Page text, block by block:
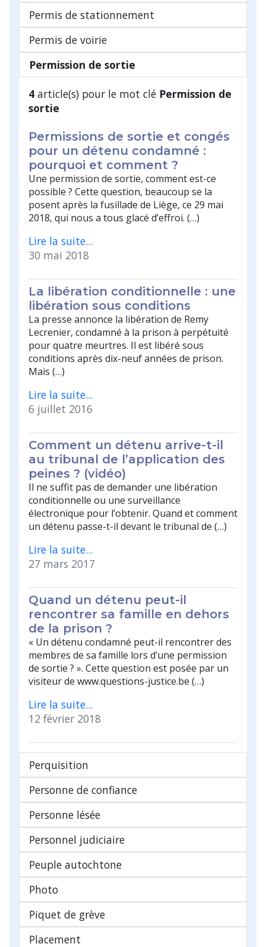
Permis de stationnement
Permis de voirie
Permission de sortie
4 article(s) pour le mot clé Permission de
sortie
Permissions de sortie et congés
pour un détenu condamné :
pourquoi et comment ?
Une permission de sortie, comment est-ce
possible ? Cette question, beaucoup se la
posent après la fusillade de Liège, ce 29 mai
2018, qui nous a tous glacé d’effroi. (…)
Lire la suite...
30 mai 2018
La libération conditionnelle : une
libération sous conditions
La presse annonce la libération de Remy
Lecrenier, condamné à la prison à perpétuité
pour quatre meurtres. Il est libéré sous
conditions après dix-neuf années de prison.
Mais (…)
Lire la suite...
6 juillet 2016
Comment un détenu arrive-t-il
au tribunal de l’application des
peines ? (vidéo)
Il ne suffit pas de demander une libération
conditionnelle ou une surveillance
électronique pour l’obtenir. Quand et comment
un détenu passe-t-il devant le tribunal de (…)
Lire la suite...
27 mars 2017
Quand un détenu peut-il
rencontrer sa famille en dehors
de la prison ?
« Un détenu condamné peut-il rencontrer des
membres de sa famille lors d’une permission
de sortie ? ». Cette question est posée par un
visiteur de www.questions-justice.be (…)
Lire la suite...
12 février 2018
Perquisition
Personne de confiance
Personne lésée
Personnel judiciaire
Peuple autochtone
Photo
Piquet de grève
Placement